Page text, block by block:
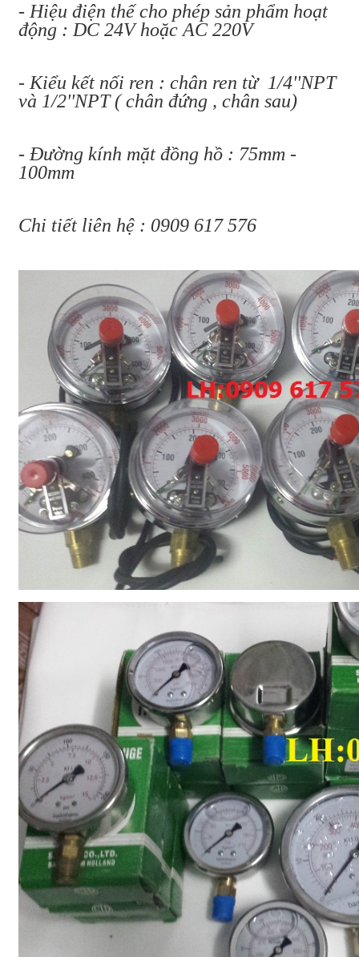
- Hiệu điện thế cho phép sản phẩm hoạt
động : DC 24V hoặc AC 220V
- Kiểu kết nối ren : chân ren từ 1/4''NPT
và 1/2''NPT ( chân đứng , chân sau)
- Đường kính mặt đồng hồ : 75mm -
100mm
Chi tiết liên hệ : 0909 617 576